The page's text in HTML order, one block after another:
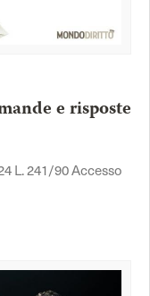
e risposte
L. 241/90 Accesso